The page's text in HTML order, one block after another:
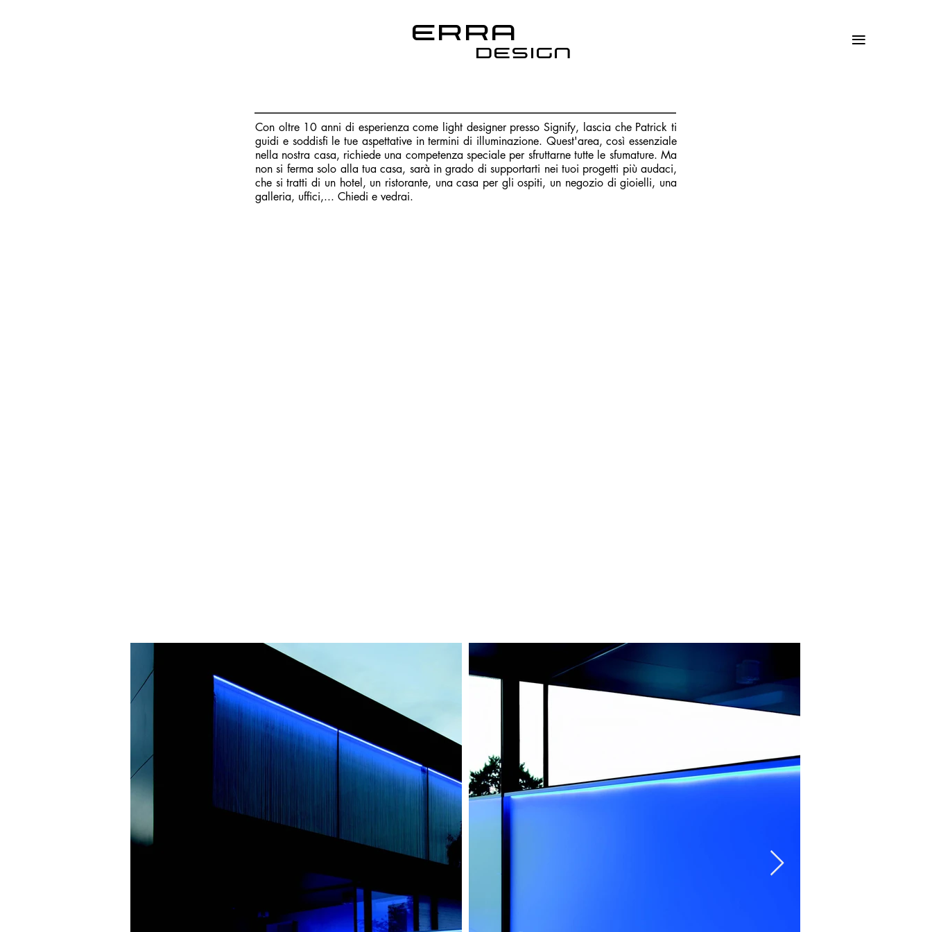
Erra
design ≡
Con oltre 10 anni di esperienza come light designer presso Signify, lascia che Patrick ti
guidi e soddisfi le tue aspettative in termini di illuminazione. Quest'area, così essenziale
nella nostra casa, richiede una competenza speciale per sfruttarne tutte le sfumature. Ma
non si ferma solo alla tua casa, sarà in grado di supportarti nei tuoi progetti più audaci,
che si tratti di un hotel, un ristorante, una casa per gli ospiti, un negozio di gioielli, una
galleria, uffici,... Chiedi e vedrai.